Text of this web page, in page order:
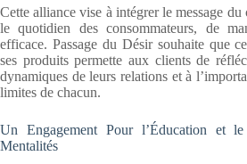
Cette alliance vise à intégrer le message du
le quotidien des consommateurs, de
efficace. Passage du Désir souhaite que
ses produits permette aux clients de
dynamiques de leurs relations et à
limites de chacun.
Un Engagement Pour l’Éducation et le
Mentalités